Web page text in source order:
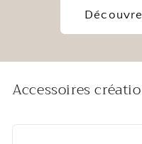
Accessoires